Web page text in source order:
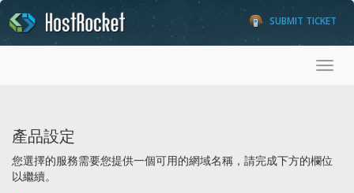
SUBMIT TICKET
產品設定
您選擇的服務需要您提供一個可用的網域名稱，請完成下方的欄位
以繼續。